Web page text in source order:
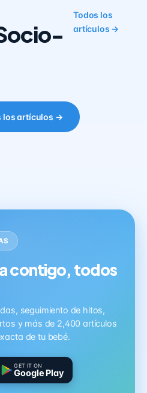
Todos los
artículos →
los artículos →
contigo, todos
seguimiento de hitos,
y más de 2,400 artículos
de tu bebé.
GET IT ON
Google Play